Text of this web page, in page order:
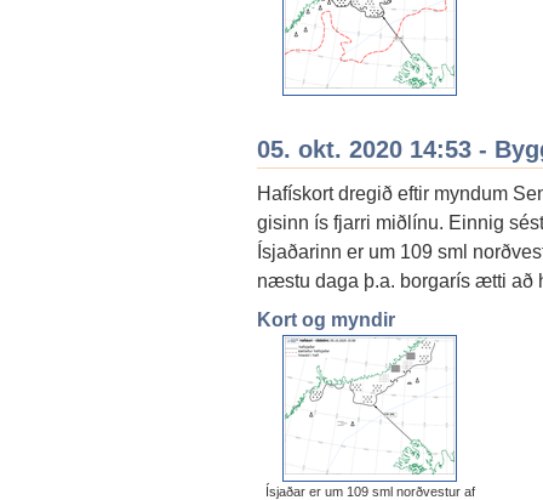
05. okt. 2020 14:53 -
Hafískort dregið eftir myndum
gisinn ís fjarri miðlínu. Einnig
Ísjaðarinn er um 109 sml
næstu daga þ.a. borgarís ætti að
Kort og myndir
Ísjaðar er um 109 sml norðvestur af